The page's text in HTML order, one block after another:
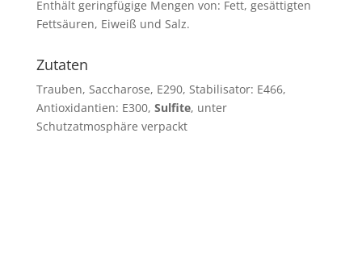
Enthält geringfügige Mengen von: Fett, gesättigten
Fettsäuren, Eiweiß und Salz.
Zutaten
Trauben, Saccharose, E290, Stabilisator: E466,
Antioxidantien: E300, Sulfite, unter
Schutzatmosphäre verpackt